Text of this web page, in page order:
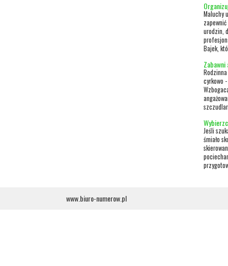
Maluchy
urodzin,
Bajek,
cyrkowo
Jeśli
śmiało
www.biuro-numerow.pl